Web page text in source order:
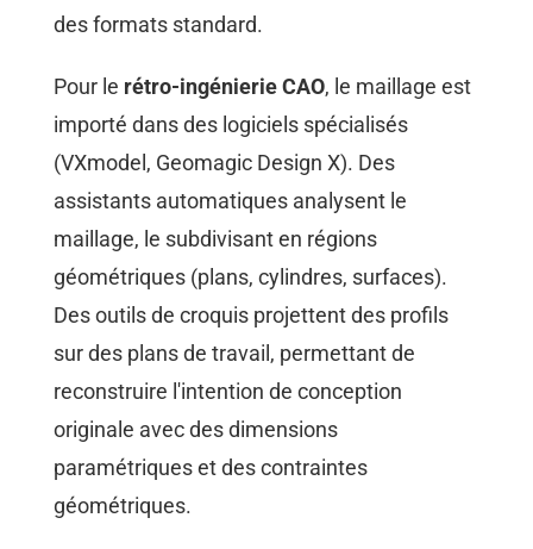
des formats standard.
Pour le rétro-ingénierie CAO, le maillage est
importé dans des logiciels spécialisés
(VXmodel, Geomagic Design X). Des
assistants automatiques analysent le
maillage, le subdivisant en régions
géométriques (plans, cylindres, surfaces).
Des outils de croquis projettent des profils
sur des plans de travail, permettant de
reconstruire l'intention de conception
originale avec des dimensions
paramétriques et des contraintes
géométriques.